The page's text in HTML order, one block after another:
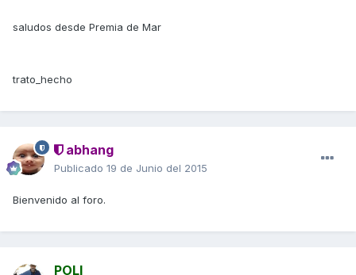
saludos desde Premia de Mar
trato_hecho
abhang
Publicado 19 de Junio del 2015
Bienvenido al foro.
POLI